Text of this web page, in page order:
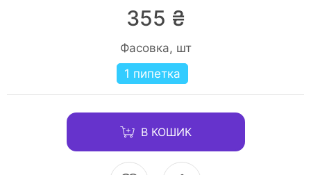
355 ₴
Фасовка, шт
1 пипетка
В КОШИК